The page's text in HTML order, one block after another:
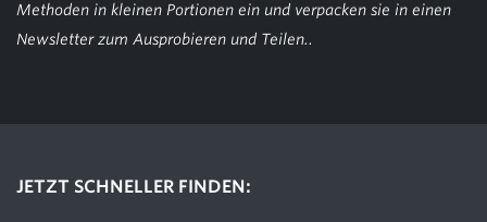
Methoden in kleinen Portionen ein und verpacken sie in einen
Newsletter zum Ausprobieren und Teilen..
JETZT SCHNELLER FINDEN: